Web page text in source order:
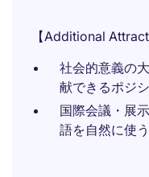
【Additional
社会的意義の
献できるポジ
国際会議・展
語を自然に使